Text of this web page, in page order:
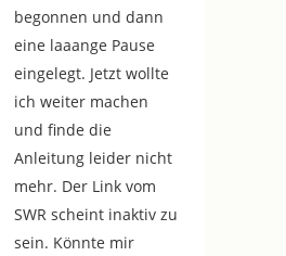
begonnen und dann
eine laaange Pause
eingelegt. Jetzt wollte
ich weiter machen
und finde die
Anleitung leider nicht
mehr. Der Link vom
SWR scheint inaktiv zu
sein. Könnte mir